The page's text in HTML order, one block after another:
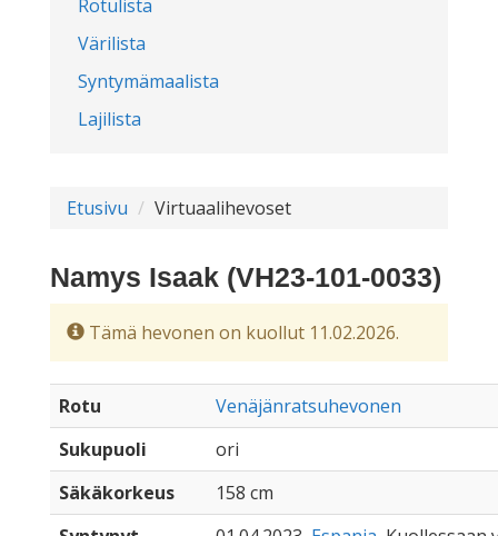
Rotulista
Värilista
Syntymämaalista
Lajilista
Etusivu Virtuaalihevoset
Namys Isaak (VH23-101-0033)
Tämä hevonen on kuollut 11.02.2026.
Rotu
Venäjänratsuhevonen
Sukupuoli
ori
Säkäkorkeus
158 cm